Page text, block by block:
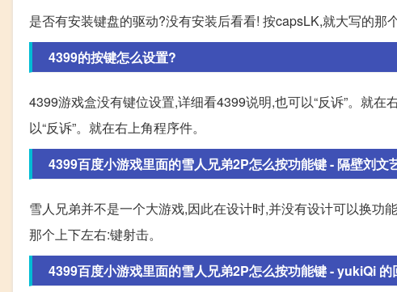
是否有安装键盘的驱动?没有安装后看看! 按capsLK,就大写的那
4399的按键怎么设置?
4399游戏盒没有键位设置,详细看4399说明,也可以“反诉”。就
以“反诉”。就在右上角程序件。
4399百度小游戏里面的雪人兄弟2P怎么按功能键 - 隔壁刘文
雪人兄弟并不是一个大游戏,因此在设计时,并没有设计可以换功
那个上下左右:键射击。
4399百度小游戏里面的雪人兄弟2P怎么按功能键 - yukiQi 的